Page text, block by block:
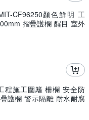
CF96250顏色鮮明 工
摺疊護欄 醒目 室外
程施工圍籬 柵欄 安全防
護欄 警示隔離 耐水耐腐